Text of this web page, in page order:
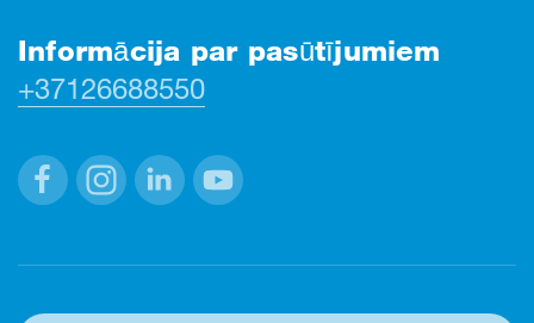
Informācija par pasūtījumiem
+37126688550